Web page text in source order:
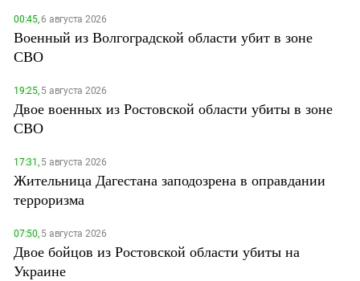
00:45,6 августа 2026
Военный из Волгоградской области убит в зоне
СВО
19:25,5 августа 2026
Двое военных из Ростовской области убиты в зоне
СВО
17:31,5 августа 2026
Жительница Дагестана заподозрена в оправдании
терроризма
07:50,5 августа 2026
Двое бойцов из Ростовской области убиты на
Украине